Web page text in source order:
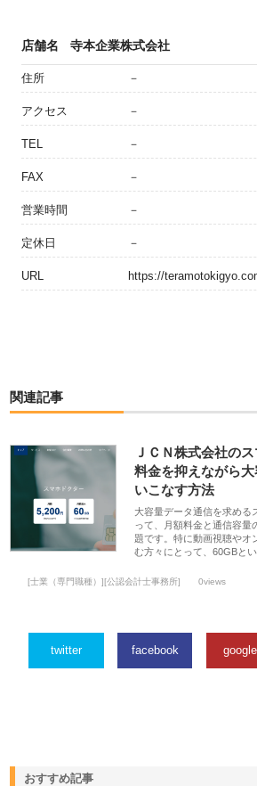
店舗名 寺本企業株式会社
住所 －
アクセス －
TEL －
FAX －
営業時間 －
定休日 －
URL https://
関連記事
ＪＣＮ株式会社の
料金を抑えながら
いこなす方法
大容量データ通信を求める
って、月額料金と通信容量
題です。特に動画視聴やオ
む方々にとって、60GBと
[士業（専門職種）][公認会計士事務所] 0views
twitter facebook
おすすめ記事